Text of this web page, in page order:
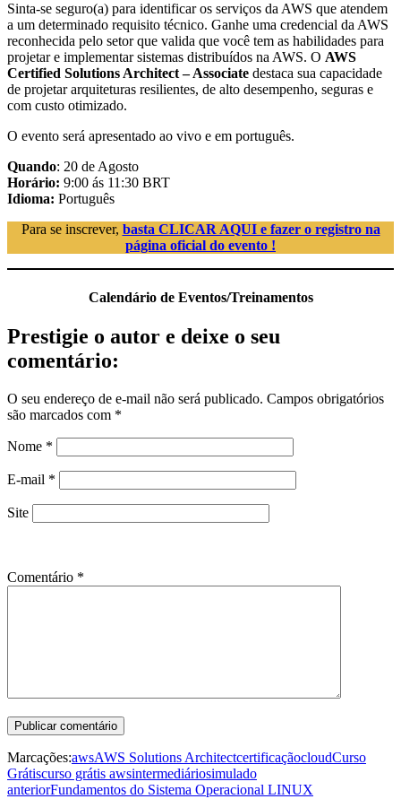
Sinta-se seguro(a) para identificar os serviços da AWS que atendem
a um determinado requisito técnico. Ganhe uma credencial da AWS
reconhecida pelo setor que valida que você tem as habilidades para
projetar e implementar sistemas distribuídos na AWS. O AWS
Certified Solutions Architect – Associate destaca sua capacidade
de projetar arquiteturas resilientes, de alto desempenho, seguras e
com custo otimizado.
O evento será apresentado ao vivo e em português.
Quando: 20 de Agosto
Horário: 9:00 ás 11:30 BRT
Idioma: Português
Para se inscrever, basta CLICAR AQUI e fazer o registro na
página oficial do evento !
Calendário de Eventos/Treinamentos
Prestigie o autor e deixe o seu
comentário:
O seu endereço de e-mail não será publicado. Campos obrigatórios
são marcados com *
Nome *
E-mail *
Site
Comentário *
Marcações:awsAWS Solutions ArchitectcertificaçãocloudCurso
Grátiscurso grátis awsintermediáriosimulado
anteriorFundamentos do Sistema Operacional LINUX